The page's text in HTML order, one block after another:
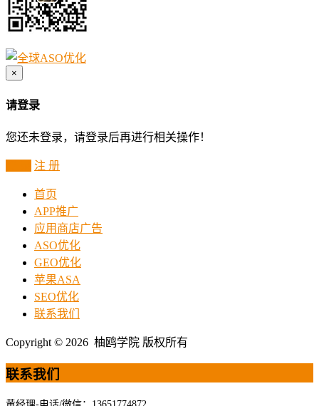
×
请登录
您还未登录，请登录后再进行相关操作！
注 册
首页
APP推广
应用商店广告
ASO优化
GEO优化
苹果ASA
SEO优化
联系我们
Copyright © 2026 柚鸥学院 版权所有
联系我们